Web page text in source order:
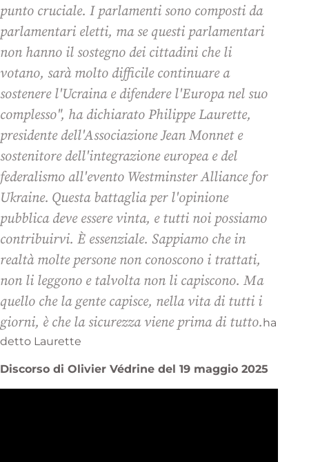
punto cruciale. I parlamenti sono composti da
parlamentari eletti, ma se questi parlamentari
non hanno il sostegno dei cittadini che li
votano, sarà molto difficile continuare a
sostenere l'Ucraina e difendere l'Europa nel suo
complesso", ha dichiarato Philippe Laurette,
presidente dell'Associazione Jean Monnet e
sostenitore dell'integrazione europea e del
federalismo all'evento Westminster Alliance for
Ukraine. Questa battaglia per l'opinione
pubblica deve essere vinta, e tutti noi possiamo
contribuirvi. È essenziale. Sappiamo che in
realtà molte persone non conoscono i trattati,
non li leggono e talvolta non li capiscono. Ma
quello che la gente capisce, nella vita di tutti i
giorni, è che la sicurezza viene prima di tutto.ha
detto Laurette
Discorso di Olivier Védrine del 19 maggio 2025